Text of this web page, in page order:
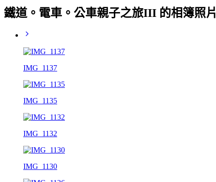
鐵道。電車。公車親子之旅III 的相簿照片
IMG_1137
IMG_1135
IMG_1132
IMG_1130